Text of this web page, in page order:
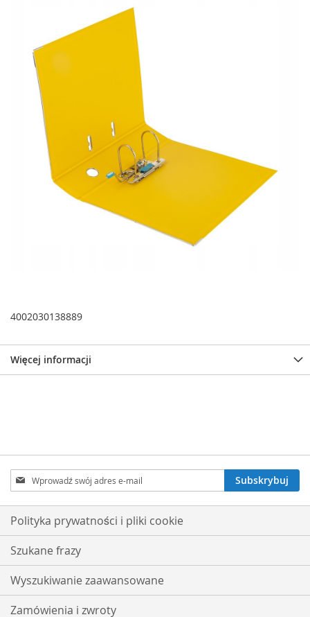
4002030138889
Więcej informacji
Subskrybuj
nasz
newsletter:
Subskrybuj
Polityka prywatności i pliki cookie
Szukane frazy
Wyszukiwanie zaawansowane
Zamówienia i zwroty